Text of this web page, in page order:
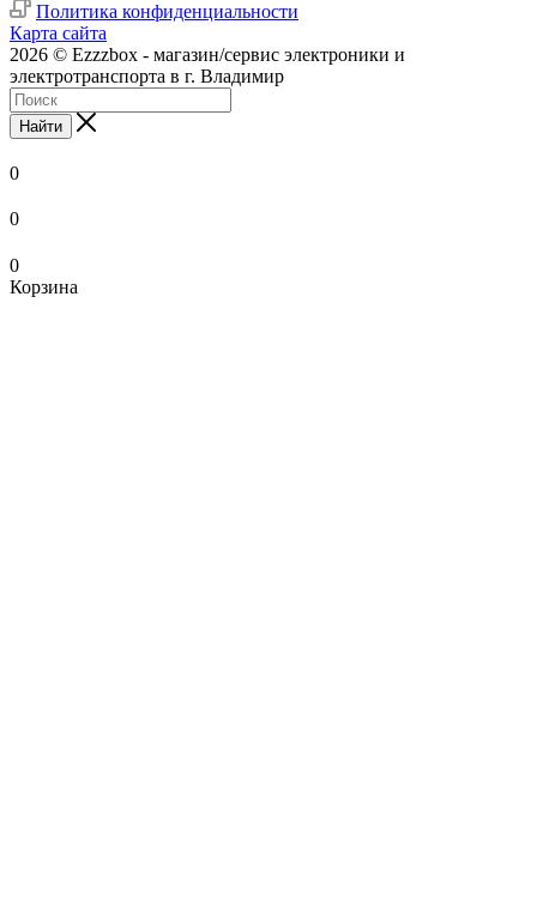
Политика конфиденциальности
Карта сайта
2026 © Ezzzbox - магазин/сервис электроники и
электротранспорта в г. Владимир
Найти
0
0
0
Корзина